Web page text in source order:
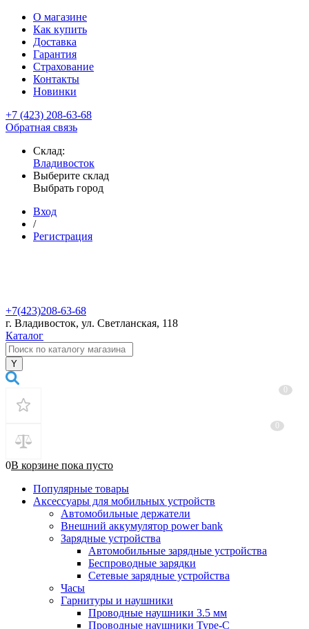
О магазине
Как купить
Доставка
Гарантия
Страхование
Контакты
Новинки
+7 (423) 208-63-68
Обратная связь
Склад:
Владивосток
Выберите склад
Выбрать город
Вход
/
Регистрация
+7(423)208-63-68
г. Владивосток, ул. Светланская, 118
Каталог
0В корзине пока пусто
Популярные товары
Аксессуары для мобильных устройств
Автомобильные держатели
Внешний аккумулятор power bank
Зарядные устройства
Автомобильные зарядные устройства
Беспроводные зарядки
Сетевые зарядные устройства
Часы
Гарнитуры и наушники
Проводные наушники 3.5 мм
Проводные наушники Type-C